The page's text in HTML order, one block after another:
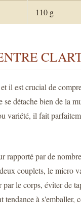
110 g
il est crucial de
détache bien de la
il fait
par de
couplets, le
le corps, éviter de
à s'emballer,